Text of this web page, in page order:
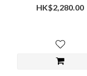
HK$2,280.00